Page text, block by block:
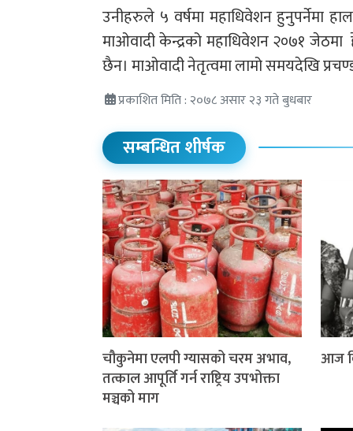
उनीहरुले ५ वर्षमा महाधिवेशन हुनुपर्नेमा
माओवादी केन्द्रको महाधिवेशन २०७१
छैन। माओवादी नेतृत्वमा लामो समयदेखि
प्रकाशित मिति : २०७८ असार २३ गते बुधबार
सम्बन्धित शीर्षक
चौकुनेमा एलपी ग्यासको चरम अभाव,
तत्काल आपूर्ति गर्न राष्ट्रिय उपभोक्ता
मञ्चको माग
आज